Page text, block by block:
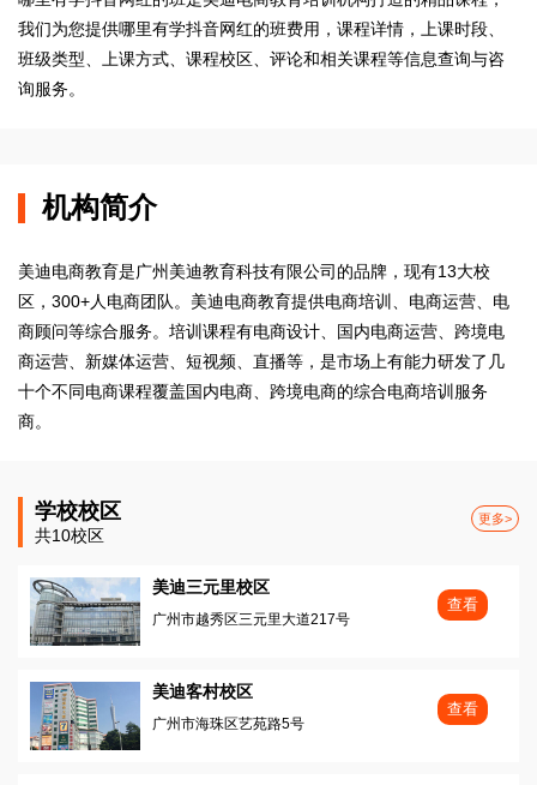
我们为您提供哪里有学抖音网红的班费用，课程详情，上课时段、
班级类型、上课方式、课程校区、评论和相关课程等信息查询与咨
询服务。
机构简介
美迪电商教育是广州美迪教育科技有限公司的品牌，现有13大校
区，300+人电商团队。美迪电商教育提供电商培训、电商运营、电
商顾问等综合服务。培训课程有电商设计、国内电商运营、跨境电
商运营、新媒体运营、短视频、直播等，是市场上有能力研发了几
十个不同电商课程覆盖国内电商、跨境电商的综合电商培训服务
商。
学校校区
共10校区
更多>
美迪三元里校区
广州市越秀区三元里大道217号
查看
美迪客村校区
广州市海珠区艺苑路5号
查看